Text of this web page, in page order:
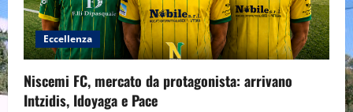
Eccellenza
Niscemi FC, mercato da protagonista: arrivano
Intzidis, Idoyaga e Pace